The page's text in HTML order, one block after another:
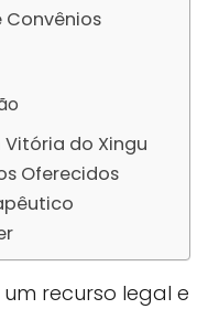
Convênios
Vitória do Xingu
Oferecidos
recurso legal e